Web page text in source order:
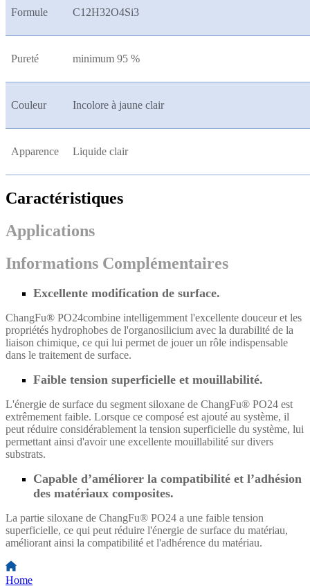
Formule C12H32O4Si3
Pureté minimum 95 %
Couleur Incolore à jaune clair
Apparence Liquide clair
Caractéristiques
Applications
Informations Complémentaires
Excellente modification de surface.
ChangFu® PO24combine intelligemment l'excellente douceur et les
propriétés hydrophobes de l'organosilicium avec la durabilité de la
liaison chimique, ce qui lui permet de jouer un rôle indispensable
dans le traitement de surface.
Faible tension superficielle et mouillabilité.
L'énergie de surface du segment siloxane de ChangFu® PO24 est
extrêmement faible. Lorsque ce composé est ajouté au système, il
peut réduire considérablement la tension superficielle du système, lui
permettant ainsi d'avoir une excellente mouillabilité sur divers
substrats.
Capable d’améliorer la compatibilité et l’adhésion
des matériaux composites.
La partie siloxane de ChangFu® PO24 a une faible tension
superficielle, ce qui peut réduire l'énergie de surface du matériau,
améliorant ainsi la compatibilité et l'adhérence du matériau.
Home